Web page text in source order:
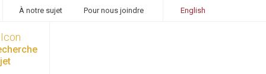
À notre sujet Pour nous joindre English